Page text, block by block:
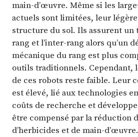
main-d’œuvre. Même si les
actuels sont limitées, leur
structure du sol. Ils assurent un
rang et l’inter-rang alors qu’un
mécanique du rang est plus
outils traditionnels. Cependant,
de ces robots reste faible. Leur
est élevé, lié aux technologies
coûts de recherche et
être compensé par la réduction
d’herbicides et de main-d’œuvre.